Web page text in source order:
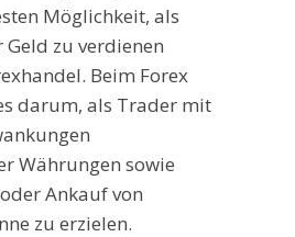
Möglichkeit, als
zu verdienen
Beim Forex
darum, als Trader mit
Währungen sowie
Ankauf von
zu erzielen.